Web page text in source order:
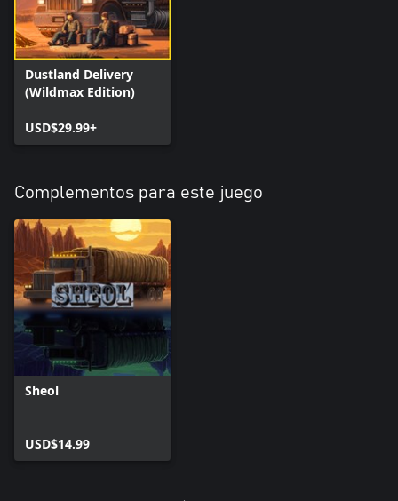
Dustland Delivery
(Wildmax Edition)
USD$29.99+
Complementos para este juego
Sheol
USD$14.99